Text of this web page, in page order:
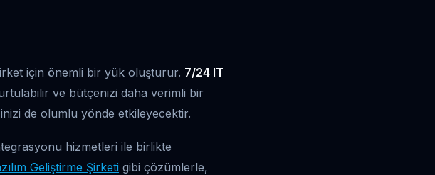
için önemli bir yük oluşturur. 7/24 IT
ve bütçenizi daha verimli bir
de olumlu yönde etkileyecektir.
hizmetleri ile birlikte
Geliştirme Şirketi gibi çözümlerle,